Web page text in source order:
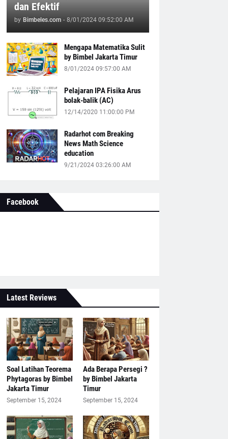
dan Efektif
by Bimbeles.com - 8/01/2024 09:52:00 AM
Mengapa Matematika Sulit
by Bimbel Jakarta Timur
8/01/2024 09:57:00 AM
Pelajaran IPA Fisika Arus
bolak-balik (AC)
12/14/2020 11:00:00 PM
Radarhot com Breaking
News Math Science
education
9/21/2024 03:26:00 AM
Facebook
Latest Reviews
Soal Latihan Teorema
Phytagoras by Bimbel
Jakarta Timur
September 15, 2024
Ada Berapa Persegi ?
by Bimbel Jakarta
Timur
September 15, 2024